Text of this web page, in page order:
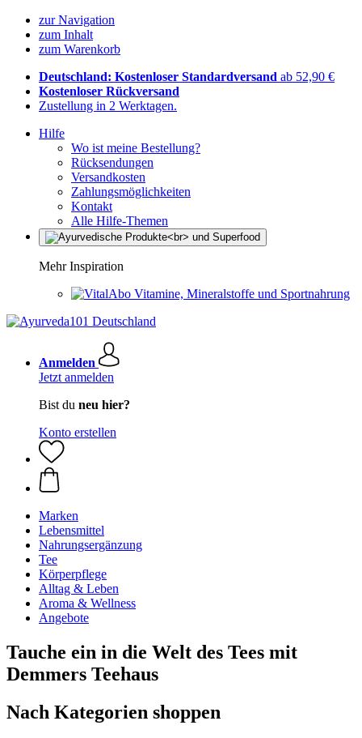
zur Navigation
zum Inhalt
zum Warenkorb
Deutschland: Kostenloser Standardversand ab 52,90 €
Kostenloser Rückversand
Zustellung in 2 Werktagen.
Hilfe
Wo ist meine Bestellung?
Rücksendungen
Versandkosten
Zahlungsmöglichkeiten
Kontakt
Alle Hilfe-Themen
Mehr Inspiration
Vitamine, Mineralstoffe und Sportnahrung
Anmelden
Jetzt anmelden
Bist du neu hier?
Konto erstellen
Marken
Lebensmittel
Nahrungsergänzung
Tee
Körperpflege
Alltag & Leben
Aroma & Wellness
Angebote
Tauche ein in die Welt des Tees mit
Demmers Teehaus
Nach Kategorien shoppen